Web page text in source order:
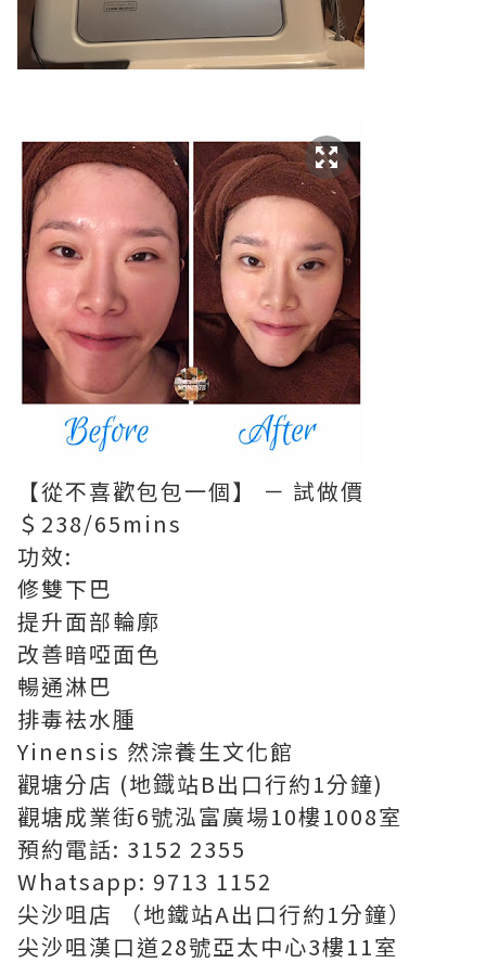
【從不喜歡包包一個】 － 試做價
＄238/65mins
功效:
修雙下巴
提升面部輪廓
改善暗啞面色
暢通淋巴
排毒袪水腫
Yinensis 然淙養生文化館
觀塘分店 (地鐡站B出口行約1分鐘)
觀塘成業街6號泓富廣場10樓1008室
預約電話: 3152 2355
Whatsapp: 9713 1152
尖沙咀店 （地鐵站A出口行約1分鐘）
尖沙咀漢口道28號亞太中心3樓11室